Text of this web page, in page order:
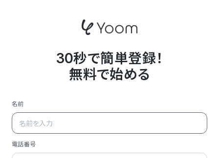
30秒で簡単登録！
無料で始める
名前
電話番号